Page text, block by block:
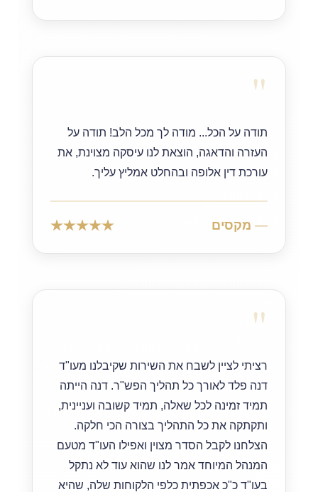
"
תודה על הכל... מודה לך מכל הלב! תודה על
העזרה והדאגה, הוצאת לנו עיסקה מצוינת, את
עורכת דין אלופה ובהחלט אמליץ עליך.
מקסים
"
רציתי לציין לשבח את השירות שקיבלנו מעו"ד
דנה פלד לאורך כל תהליך הפש"ר. דנה הייתה
תמיד זמינה לכל שאלה, תמיד קשובה ועניינית,
ותקתקה את כל התהליך בצורה הכי חלקה.
הצלחנו לקבל הסדר מצוין ואפילו העו"ד מטעם
המנהל המיוחד אמר לנו שהוא עוד לא נתקל
בעו"ד כ"כ אכפתית כלפי הלקוחות שלה, שהיא